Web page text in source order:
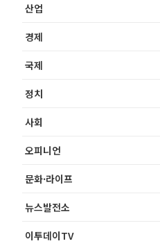
산업
경제
국제
정치
사회
오피니언
문화·라이프
뉴스발전소
이투데이TV